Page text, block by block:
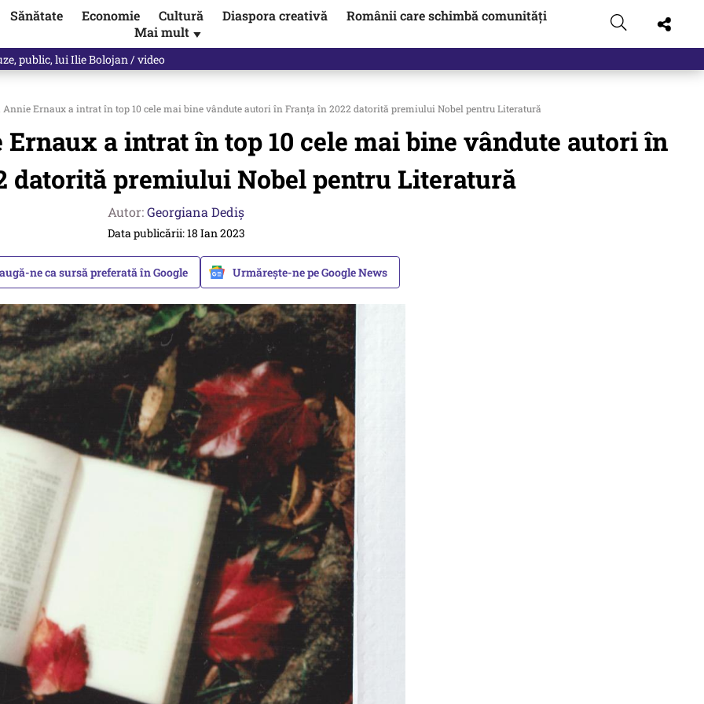
Sănătate Economie Cultură Diaspora creativă
Românii care schimbă comunități
Mai mult ▼
praful de tot!” Eugen Teodorovici, reacție după ce Green Deal-ul a pus pe…
Ernaux a intrat în top 10 cele mai bine vândute autori în Franța în 2022 datorită premiului Nobel pentru Literatură
a intrat în top 10 cele mai bine vândute autori în
datorită premiului Nobel pentru Literatură
Autor:Georgiana Dediş
Data publicării: 18 Ian 2023
ne ca sursă preferată în Google Urmărește-ne pe Google News